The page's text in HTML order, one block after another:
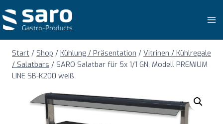
Inhalt
springen
Start / Shop / Kühlung / Präsentation / Vitrinen / Kühlregale
/ Salatbars / SARO Salatbar für 5x 1/1 GN, Modell PREMIUM
LINE SB-K200 weiß